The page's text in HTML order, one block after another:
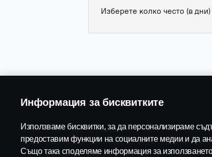
Изберете колко често (в
Информация за бисквитките
Използваме бисквитки, за да персонализираме
предоставим функции на социалните медии и да
Също така споделяме информация за